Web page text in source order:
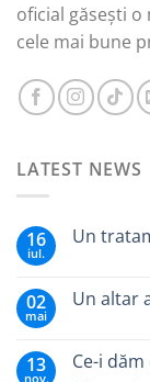
oficial găsești
cele mai bune
LATEST NEWS
16
iul.
Un
02
mai
Un altar
13
nov.
Ce-i